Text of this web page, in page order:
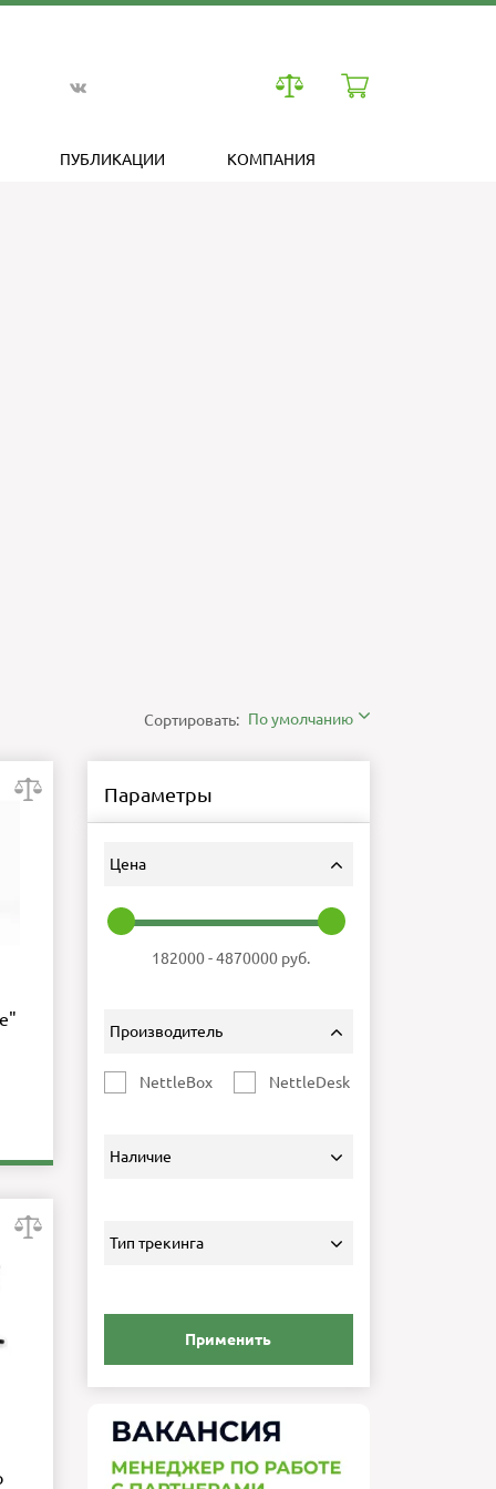
ПУБЛИКАЦИИ КОМПАНИЯ
Сортировать: По умолчанию
Параметры
Цена
182000-4870000 руб.
Производитель
NettleBox NettleDesk
Наличие
Тип трекинга
Применить